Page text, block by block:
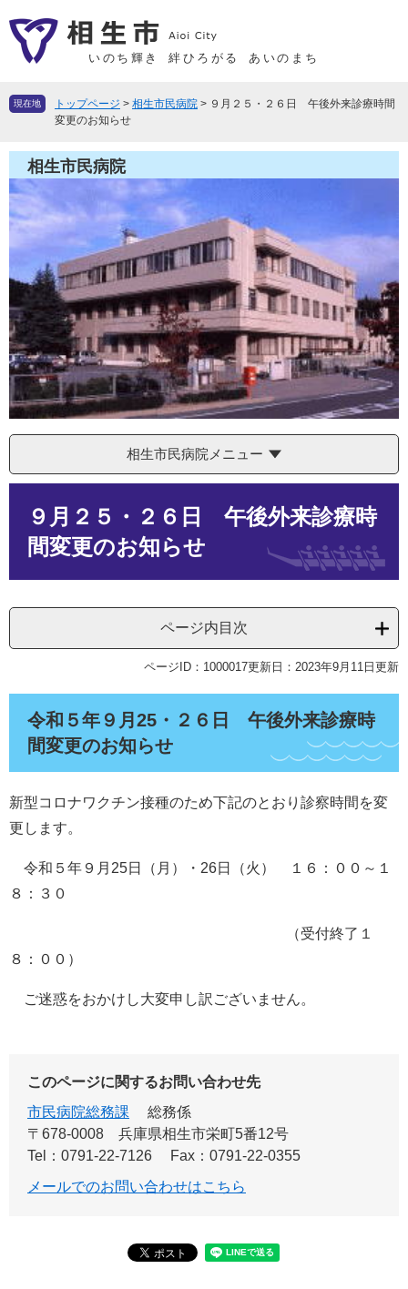
ー
先
。
ニ
を
て
本
文
へ
いのち輝き 絆ひろがる あいのまち
現在地 トップページ > 相生市民病院 > ９月２５・２６日 午後外来診療時間
変更のお知らせ
相生市民病院
相生市民病院メニュー
９月２５・２６日 午後外来診療時
間変更のお知らせ
ページ内目次
ページID：1000017更新日：2023年9月11日更新
令和５年９月25・２６日 午後外来診療時
間変更のお知らせ
新型コロナワクチン接種のため下記のとおり診察時間を変
更します。
令和５年９月25日（月）・26日（火） １６：００～１
８：３０
（受付終了１
８：００）
ご迷惑をおかけし大変申し訳ございません。
このページに関するお問い合わせ先
市民病院総務課
総務係
〒678-0008
兵庫県相生市栄町5番12号
Tel：0791-22-7126
Fax：0791-22-0355
メールでのお問い合わせはこちら